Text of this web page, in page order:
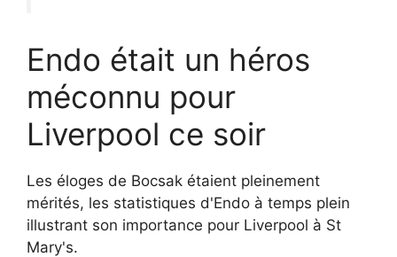
Endo était un héros
méconnu pour
Liverpool ce soir
Les éloges de Bocsak étaient pleinement
mérités, les statistiques d'Endo à temps plein
illustrant son importance pour Liverpool à St
Mary's.